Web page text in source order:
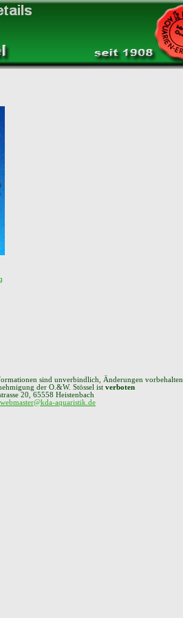
sind unverbindlich, Änderungen vorbehalten
der O.&W. Stössel ist verboten
20, 65558 Heistenbach
webmaster@kda-aquaristik.de